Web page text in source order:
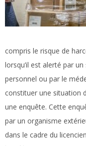
compris le risque de
lorsqu’il est alerté par
personnel ou par le
constituer une situation
une enquête. Cette
par un organisme
dans le cadre du